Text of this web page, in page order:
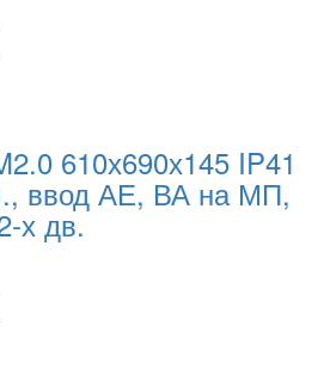
610х690х145 IP41
ввод АЕ, ВА на МП,
х дв.